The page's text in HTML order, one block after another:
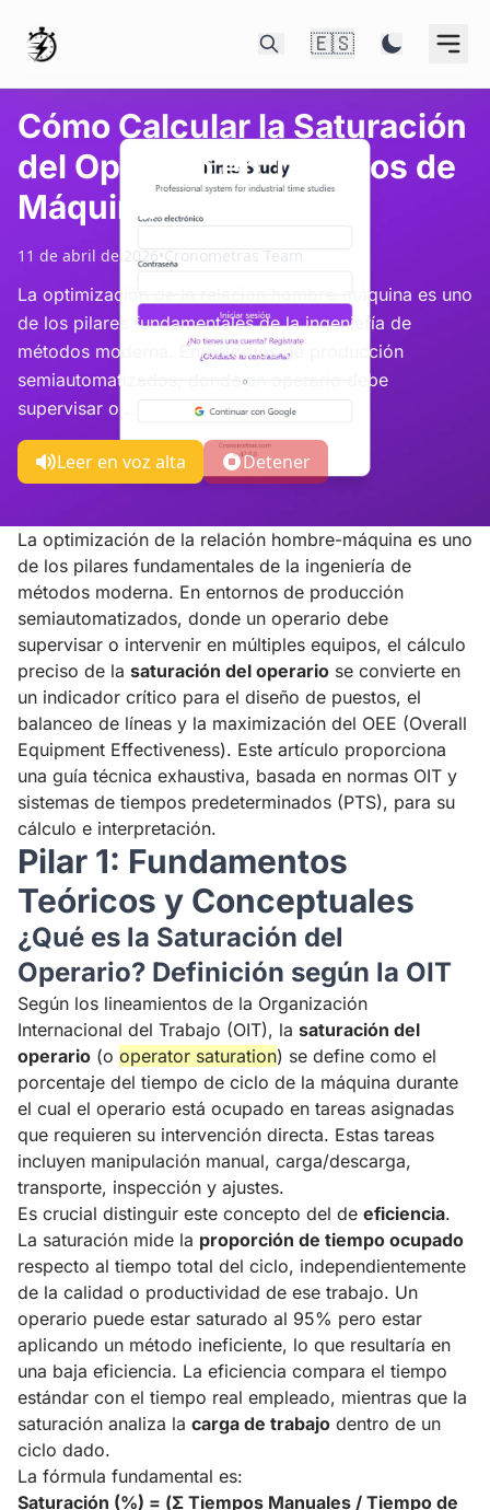
🇪🇸
Cómo Calcular la Saturación
del Operario en Tiempos de
Máquina
11 de abril de 2026•Cronometras Team
La optimización de la relación hombre-máquina es uno
de los pilares fundamentales de la ingeniería de
métodos moderna. En entornos de producción
semiautomatizados, donde un operario debe
supervisar o ...
Leer en voz alta Detener
La optimización de la relación hombre-máquina es uno
de los pilares fundamentales de la ingeniería de
métodos moderna. En entornos de producción
semiautomatizados, donde un operario debe
supervisar o intervenir en múltiples equipos, el cálculo
preciso de la saturación del operario se convierte en
un indicador crítico para el diseño de puestos, el
balanceo de líneas y la maximización del OEE (Overall
Equipment Effectiveness). Este artículo proporciona
una guía técnica exhaustiva, basada en normas OIT y
sistemas de tiempos predeterminados (PTS), para su
cálculo e interpretación.
Pilar 1: Fundamentos
Teóricos y Conceptuales
¿Qué es la Saturación del
Operario? Definición según la OIT
Según los lineamientos de la Organización
Internacional del Trabajo (OIT), la saturación del
operario (o operator saturation) se define como el
porcentaje del tiempo de ciclo de la máquina durante
el cual el operario está ocupado en tareas asignadas
que requieren su intervención directa. Estas tareas
incluyen manipulación manual, carga/descarga,
transporte, inspección y ajustes.
Es crucial distinguir este concepto del de eficiencia.
La saturación mide la proporción de tiempo ocupado
respecto al tiempo total del ciclo, independientemente
de la calidad o productividad de ese trabajo. Un
operario puede estar saturado al 95% pero estar
aplicando un método ineficiente, lo que resultaría en
una baja eficiencia. La eficiencia compara el tiempo
estándar con el tiempo real empleado, mientras que la
saturación analiza la carga de trabajo dentro de un
ciclo dado.
La fórmula fundamental es:
Saturación (%) = (Σ Tiempos Manuales / Tiempo de